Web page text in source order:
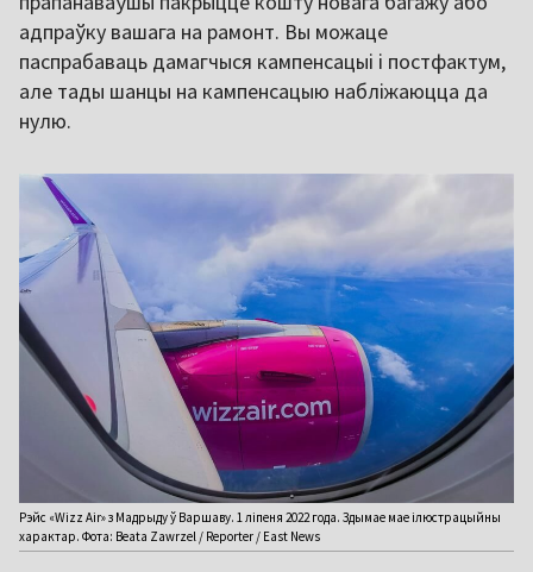
адпраўку вашага на рамонт. Вы можаце
паспрабаваць дамагчыся кампенсацыі і постфактум,
але тады шанцы на кампенсацыю набліжаюцца да
нулю.
Рэйс «Wizz Air» з Мадрыду ў Варшаву. 1 ліпеня 2022 года. Здымае мае ілюстрацыйны
характар. Фота: Beata Zawrzel / Reporter / East News